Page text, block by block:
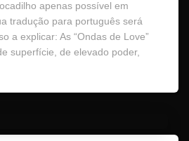
apenas possível em
tradução para português será
a explicar: As “Ondas de Love”
superfície, de elevado poder,